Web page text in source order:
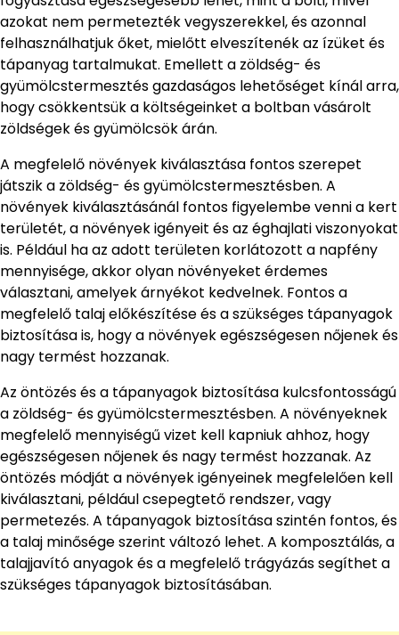
azokat nem permetezték vegyszerekkel, és azonnal
felhasználhatjuk őket, mielőtt elveszítenék az ízüket és
tápanyag tartalmukat. Emellett a zöldség- és
gyümölcstermesztés gazdaságos lehetőséget kínál arra,
hogy csökkentsük a költségeinket a boltban vásárolt
zöldségek és gyümölcsök árán.
A megfelelő növények kiválasztása fontos szerepet
játszik a zöldség- és gyümölcstermesztésben. A
növények kiválasztásánál fontos figyelembe venni a kert
területét, a növények igényeit és az éghajlati viszonyokat
is. Például ha az adott területen korlátozott a napfény
mennyisége, akkor olyan növényeket érdemes
választani, amelyek árnyékot kedvelnek. Fontos a
megfelelő talaj előkészítése és a szükséges tápanyagok
biztosítása is, hogy a növények egészségesen nőjenek és
nagy termést hozzanak.
Az öntözés és a tápanyagok biztosítása kulcsfontosságú
a zöldség- és gyümölcstermesztésben. A növényeknek
megfelelő mennyiségű vizet kell kapniuk ahhoz, hogy
egészségesen nőjenek és nagy termést hozzanak. Az
öntözés módját a növények igényeinek megfelelően kell
kiválasztani, például csepegtető rendszer, vagy
permetezés. A tápanyagok biztosítása szintén fontos, és
a talaj minősége szerint változó lehet. A komposztálás, a
talajjavító anyagok és a megfelelő trágyázás segíthet a
szükséges tápanyagok biztosításában.